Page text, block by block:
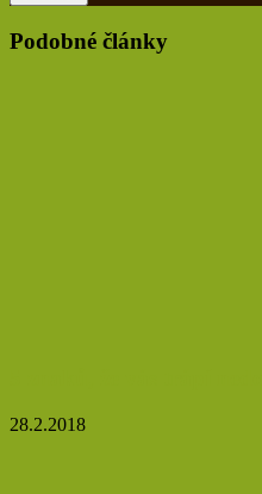
Podobné články
28.2.2018